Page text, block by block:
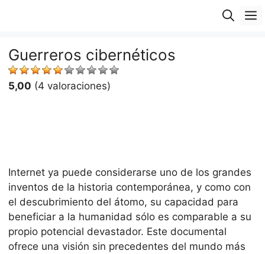
Guerreros cibernéticos
5,00 (4 valoraciones)
Internet ya puede considerarse uno de los grandes
inventos de la historia contemporánea, y como con
el descubrimiento del átomo, su capacidad para
beneficiar a la humanidad sólo es comparable a su
propio potencial devastador. Este documental
ofrece una visión sin precedentes del mundo más